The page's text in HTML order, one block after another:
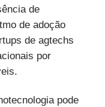
de
de adoção
de agtechs
por
pode